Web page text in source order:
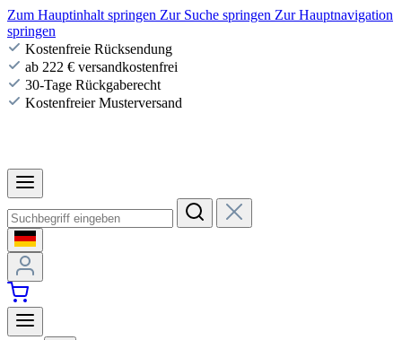
Zum Hauptinhalt springen Zur Suche springen Zur Hauptnavigation
springen
Kostenfreie Rücksendung
ab 222 € versandkostenfrei
30-Tage Rückgaberecht
Kostenfreier Musterversand